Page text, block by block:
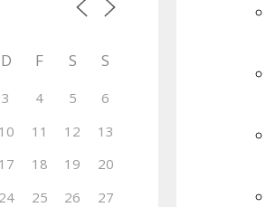
D F S S
3 4 5
6
10 11 12
13
17 18 19
20
24 25 26
27